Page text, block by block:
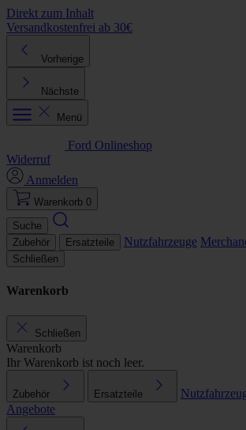
Direkt zum Inhalt
Versandkostenfrei ab 30€
Vorherige
Nächste
Menü
Ford Onlineshop
Widerruf
Anmelden
Warenkorb 0
Suche
Zubehör
Ersatzteile Nutzfahrzeuge
Schließen
Warenkorb
Schließen
Warenkorb
Ihr Warenkorb ist noch leer.
Zubehör Ersatzteile
Angebote